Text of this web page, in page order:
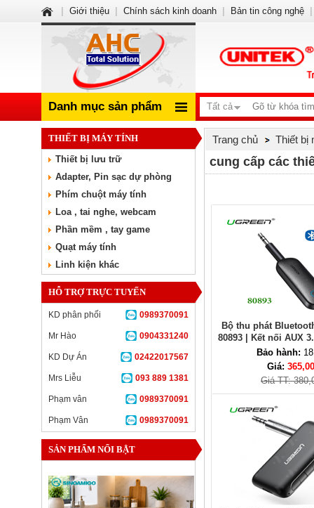
Danh mục sản phẩm Tất cả
THIẾT BỊ MÁY TÍNH
Thiết bị lưu trữ
Adapter, Pin sạc dự phòng
Phím chuột máy tính
Loa , tai nghe, webcam
Phần mềm , tay game
Quạt máy tính
Linh kiện khác
HỖ TRỢ TRỰC TUYẾN
0989370091
KD phân phối
0904331240
Mr Hào
02422017567
KD Dự Án
093 889 1381
Mrs Liễu
0989370091
Phạm vân
0989370091
Phạm Vân
SẢN PHẨM NỔI BẬT
Trang chủ Thiết bị
cung cấp các
Bộ thu phát
80893 | Kết nối AUX
thiết bị
Bảo hành:
Giá:
Giá TT:
Giới thiệu Chính sách kinh doanh Bản tin công nghệ